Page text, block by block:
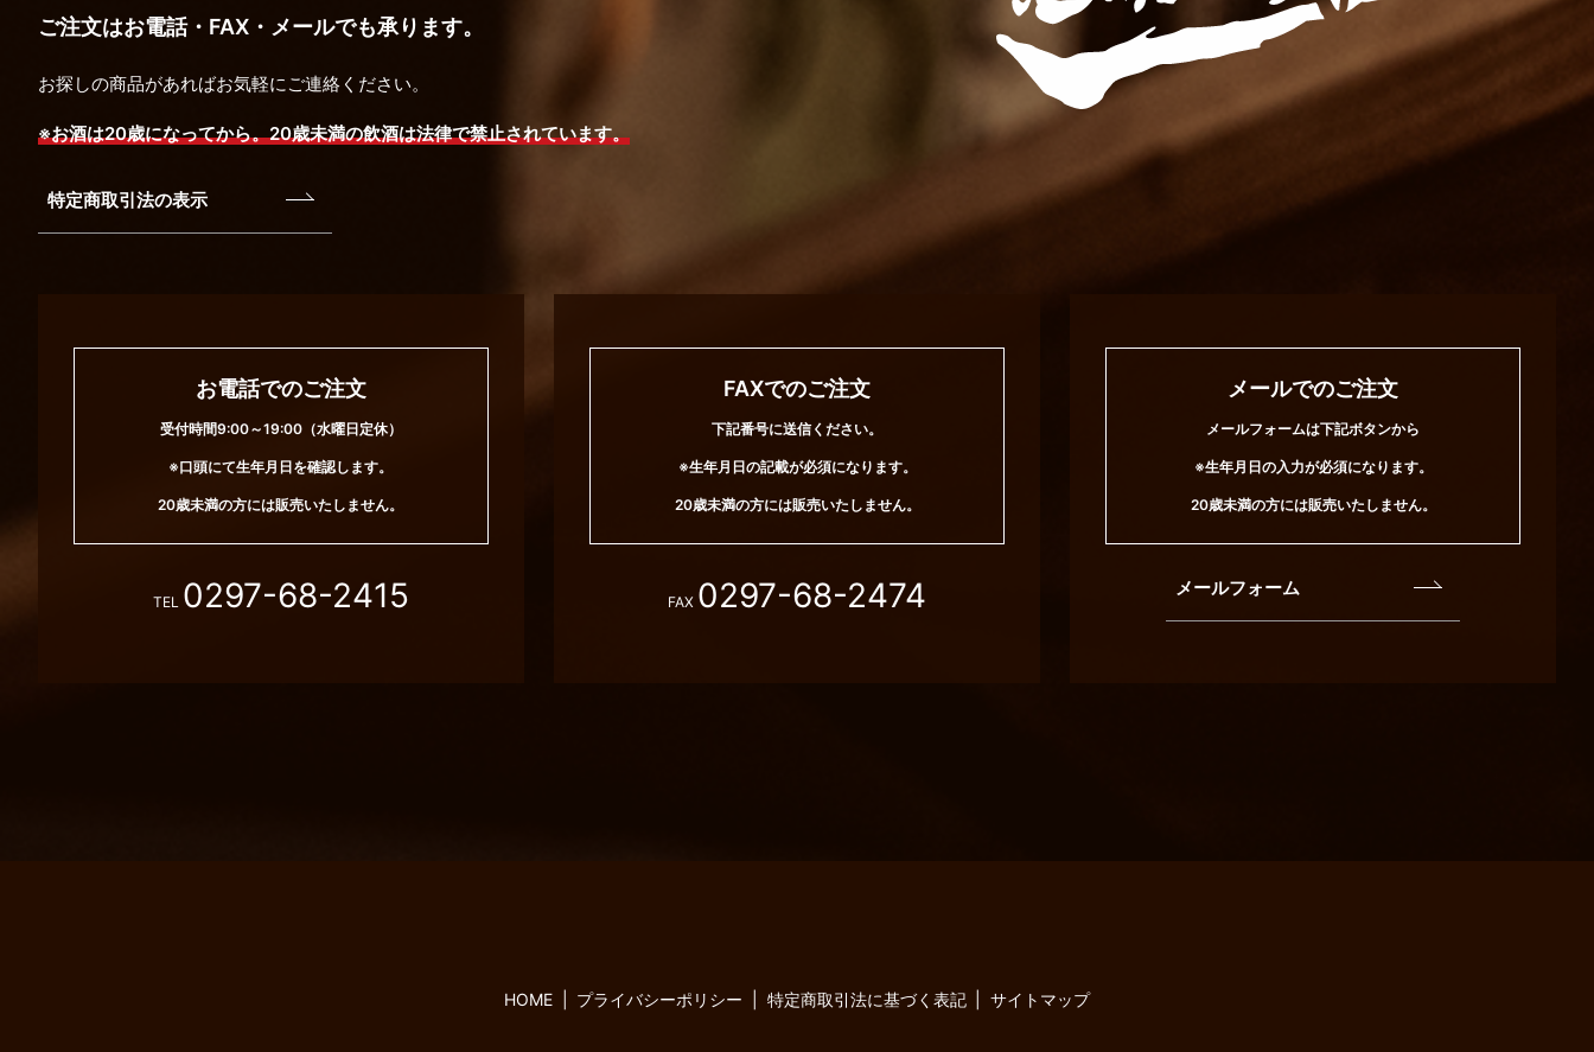
ご注文はお電話・FAX・メールでも承ります。
お探しの商品があればお気軽にご連絡ください。
※お酒は20歳になってから。20歳未満の飲酒は法律で禁止されています。
特定商取引法の表示
お電話でのご注文
受付時間9:00～19:00（水曜日定休）
※口頭にて生年月日を確認します。
20歳未満の方には販売いたしません。
TEL 0297-68-2415
FAXでのご注文
下記番号に送信ください。
※生年月日の記載が必須になります。
20歳未満の方には販売いたしません。
FAX 0297-68-2474
メールでのご注文
メールフォームは下記ボタンから
※生年月日の入力が必須になります。
20歳未満の方には販売いたしません。
メールフォーム
HOME プライバシーポリシー 特定商取引法に基づく表記 サイトマップ